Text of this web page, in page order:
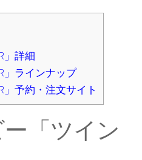
」詳細
」ラインナップ
予約・注文サイト
「ツイン